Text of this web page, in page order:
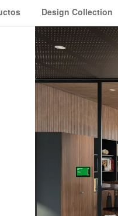
Design Collection